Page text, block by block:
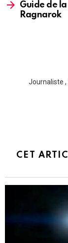
Guide de
Ragnarok
Journaliste ,
CET